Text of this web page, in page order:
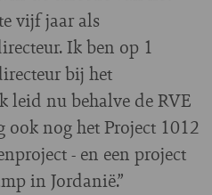
vijf jaar als
Ik ben op 1
bij het
nu behalve de RVE
nog het Project 1012
- en een project
in Jordanië.”